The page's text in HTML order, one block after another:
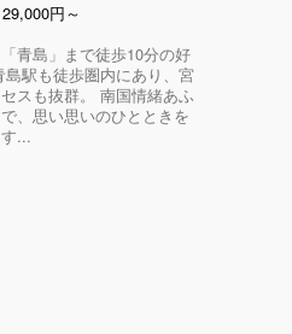
円～
青島」まで徒歩10分の好
駅も徒歩圏内にあり、宮
スも抜群。 南国情緒あふ
、思い思いのひとときを
...